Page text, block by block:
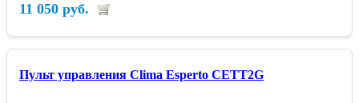
11 050 руб.
Пульт управления Clima Esperto CETT2G